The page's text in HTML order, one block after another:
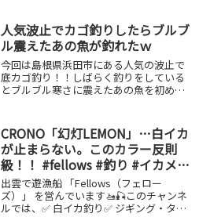
人気波止でカゴ釣りしたらブルブ
ル震えたあの魚が釣れたｗ
今回は島根県浜田市にある人気の波止で
底カゴ釣り！！しばらく釣りをしている
とブルブル寒さに震えたあの魚を初めて
CRONO「幻灯LEMON」…白イカ
が止まらない。このカラー反則
級！！ #fellows #釣り #イカメタ
ル #出雲遊漁船 #遊漁船Fellows
#島根県 #遊漁船 #釣り #白いか
出雲で遊漁船 「Fellows（フェロー
ズ）」 を営んでいます🚤🎣このチャンネ
ルでは、✅ 白イカ釣り✅ ジギング・タイ